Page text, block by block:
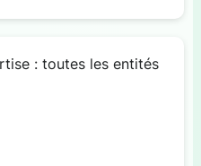
: toutes les entités